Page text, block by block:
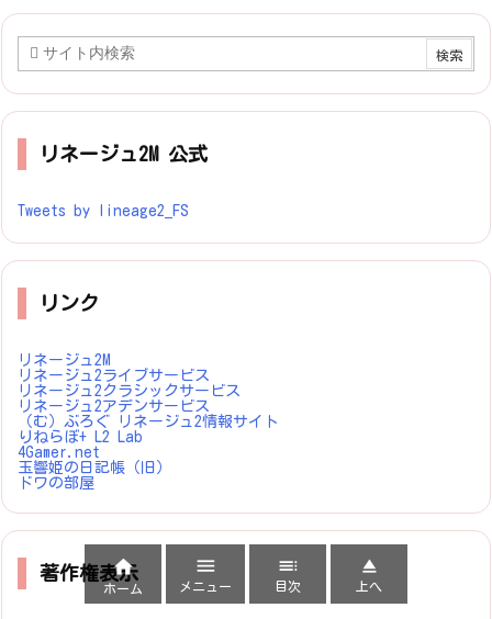
リネージュ2M 公式
Tweets by lineage2_FS
リンク
リネージュ2M
リネージュ2ライブサービス
リネージュ2クラシックサービス
リネージュ2アデンサービス
（む）ぶろぐ リネージュ2情報サイト
りねらぼ+ L2 Lab
4Gamer.net
玉響姫の日記帳（旧）
ドワの部屋
著作権表示

ホーム

メニュー

目次

上へ